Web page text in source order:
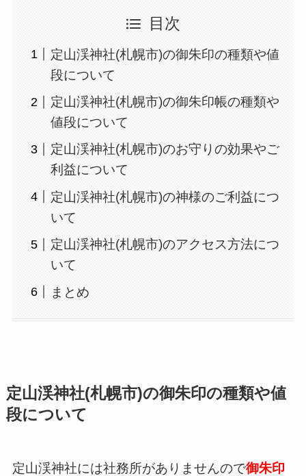
目次
定山渓神社(札幌市)の御朱印の種類や値
段について
定山渓神社(札幌市)の御朱印帳の種類や
値段について
定山渓神社(札幌市)のお守りの効果やご
利益について
定山渓神社(札幌市)の神様のご利益につ
いて
定山渓神社(札幌市)のアクセス方法につ
いて
まとめ
定山渓神社(札幌市)の御朱印の種類や値
段について
定山渓神社には社務所がありませんので御朱印